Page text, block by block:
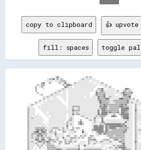
copy to clipboard 👍 upvote
fill: spaces toggle
░░▓▓░░                        ░░▒▒░░▒▒                                                                                                        
                      ░░▒▒▒▒▓▓░░▒▒░░▒▒░░                ░░▒▒░░░░░░░░░░░░                                                                                                    
                    ░░░░░░░░  ░░░░░░▒▒▒▒▒▒            ░░░░░░░░░░░░  ░░░░░░░░                                                                                                
                ▒▒▓▓    ▒▒░░      ▒▒░░░░▓▓░░░░    ▒▒░░░░░░░░░░░░░░░░░░  ░░░░░░▒▒                                                                                            
            ▒▒░░▒▒▒▒                  ▒▒░░▓▓▓▓▒▒░░░░░░░░░░░░░░░░░░░░░░░░░░  ░░░░░░▒▒                                                                                        
          ▒▒  ░░▒▒░░                    ▓▓▒▒░░░░  ░░░░░░░░░░░░░░░░░░░░░░        ░░░░░░▒▒                                                                                    
          ▒▒      ░░                ░░▒▒░░░░░░░░░░░░░░░░░░░░░░░░░░░░░░    ▒▒▒▒▓▓░░  ░░░░░░░░          ▓▓▓▓░░                                                                
          ▒▒                    ░░▒▒░░░░░░  ░░░░░░░░░░░░░░░░░░░░░░░░░░  ▒▒░░▒▒▓▓░░░░░░░░░░░░░░▒▒    ▒▒▒▒░░▒▒░░                                                              
            ▒▒              ░░▒▒░░░░  ░░░░  ░░░░░░░░░░░░░░░░░░░░░░      ▓▓▒▒▒▒▒▒▒▒░░░░░░░░░░░░░░░░▒▒▓▓▒▒▒▒▒▒▓▓                                                              
              ░░▒▒      ░░▒▒░░░░░░░░░░░░░░  ░░░░░░░░░░░░░░░░░░░░░░    ░░▓▓▒▒▒▒▒▒▓▓░░░░░░░░░░    ░░░░▓▓▓▓▒▒▒▒░░                                                              
                  ░░░░▒▒░░░░░░░░    ░░░░░░  ░░░░░░░░░░░░░░░░  ░░░░  ░░░░░░▓▓▒▒▒▒▓▓░░░░▒▒░░░░░░░░  ░░▒▒▒▒▒▒██                                                                
                  ▒▒░░░░░░  ░░░░░░    ░░░░  ░░░░░░░░░░░░░░░░░░░░░░░░░░░░░░▓▓▒▒▒▒▒▒▓▓▓▓░░░░░░░░░░▓▓██▒▒▒▒▒▒▒▒░░▒▒                                                            
              ▒▒░░░░  ░░░░░░░░░░░░░░    ░░  ░░░░░░░░░░░░░░░░░░░░░░░░░░░░░░▒▒▓▓▒▒▒▒▒▒▒▒░░░░▒▒▒▒▒▒▒▒▒▒▒▒▒▒▓▓░░░░░░░░▒▒                                                        
          ▒▒░░░░  ░░░░░░░░░░░░░░░░░░░░      ░░░░░░░░░░░░░░░░░░░░░░░░░░░░░░░░██▒▒▒▒▒▒▒▒░░░░░░▒▒▒▒▒▒▒▒▒▒▒▒▓▓░░▒▒░░░░░░░░▒▒                                                    
    ░░▒▒░░░░    ░░░░░░░░░░░░░░░░░░░░░░░░    ░░░░░░░░░░░░░░░░░░░░░░░░░░░░░░░░▒▒▒▒▓▓▒▒▒▒▒▒▒▒▒▒▒▒▒▒▒▒▓▓▒▒▓▓░░░░░░  ▒▒░░░░░░░░▒▒                                                
  ░░░░░░    ░░░░░░░░░░░░░░░░░░░░░░░░░░░░░░  ░░░░▒▒▒▒▒▒▒▒░░░░░░░░░░░░░░░░░░░░▓▓▒▒▓▓▓▓░░▒▒▒▒▒▒▒▒▒▒▓▓▓▓▒▒▒▒▒▒░░░░  ▒▒░░  ░░░░░░░░░░                                            
  ▒▒░░░░░░    ░░░░░░░░░░░░░░░░░░░░░░░░░░░░  ░░░░▒▒  ░░▒▒░░░░░░░░░░░░░░░░░░░░▒▒▓▓▓▓▒▒░░▒▒▒▒▒▒▒▒▒▒░░▓▓▓▓▓▓██░░░░  ▒▒░░  ░░░░░░░░░░░░░░                                        
  ▒▒░░░░░░      ░░░░░░░░░░░░░░░░░░░░░░░░░░░░░░░░▓▓▒▒▒▒▒▒░░░░░░░░░░░░░░░░░░▓▓░░▓▓▓▓▒▒▒▒▒▒▒▒▒▒▒▒▒▒  ▓▓▓▓▓▓▒▒░░░░  ▓▓░░░░░░░░▒▒  ░░░░░░░░▒▒                                    
  ▒▒░░░░░░        ░░░░  ░░░░░░░░░░░░░░░░░░░░░░░░▒▒░░▒▒░░░░░░░░░░░░░░░░░░░░▓▓░░▓▓▓▓▓▓▒▒▓▓▒▒▒▒▒▒▓▓░░▓▓▓▓▒▒▒▒░░░░  ▒▒░░  ░░░░░░░░░░░░░░░░░░░░▒▒                                
  ▒▒░░░░░░  ░░      ░░░░░░░░░░░░░░░░░░░░░░  ░░░░▓▓░░▒▒▒▒░░░░░░░░░░░░░░░░░░▓▓▒▒▓▓▓▓▓▓░░  ░░▒▒░░  ▒▒▓▓▓▓▓▓▓▓░░░░  ▒▒░░░░░░  ░░░░░░  ░░░░░░░░░░░░░░                            
  ▒▒░░░░░░░░░░░░      ░░  ░░░░░░░░░░░░░░░░  ░░░░░░      ░░▒▒░░░░░░░░░░░░▒▒░░▒▒▒▒▒▒░░    ▓▓▓▓▒▒    ▒▒▓▓▓▓▓▓░░░░  ▒▒░░░░░░  ░░░░░░  ░░░░░░░░  ░░░░░░▒▒                        
  ▒▒░░▒▒░░░░░░░░░░      ░░░░░░░░░░░░░░░░░░  ░░▒▒░░          ░░▒▒░░░░  ▓▓░░░░░░▓▓                  ░░▓▓▓▓██░░░░  ▒▒░░░░░░  ░░░░░░░░░░░░░░░░░░░░  ░░░░░░▒▒                    
  ▒▒░░░░░░░░░░░░░░░░    ░░░░░░░░░░░░░░░░░░  ▒▒▒▒░░      ▒▒      ░░▒▒░░▒▒░░    ▓▓  ░░░░░░░░░░░░░░░░░░░░░░▒▒░░░░  ▒▒░░░░░░░░░░░░░░░░░░░░░░░░░░░░  ░░░░░░░░░░▒▒                
  ▒▒░░░░░░░░░░░░░░      ░░░░░░░░░░░░░░░░  ▒▒░░░░░░    ▒▒▓▓░░        ░░▒▒░░░░░░▓▓▒▒  ░░░░░░░░░░░░░░░░░░▓▓░░░░░░  ▒▒░░  ░░░░▒▒  ░░░░░░  ░░░░░░░░  ░░░░░░░░░░░░░░▒▒            
  ▒▒░░░░░░░░░░░░░░░░  ░░░░░░░░░░░░░░░░░░░░▒▒░░▒▒░░    ▒▒▓▓▒▒        ░░░░░░  ▒▒░░▒▒▓▓▓▓▓▓▓▓▓▓▓▓▓▓▓▓▒▒▓▓░░░░░░░░  ▒▒  ░░░░░░░░  ░░░░░░    ░░░░░░  ░░░░░░  ░░░░░░░░░░▒▒        
  ▒▒░░░░░░░░░░░░░░░░░░  ░░░░░░░░░░░░░░░░░░▓▓  ░░░░                  ░░▓▓▓▓▒▒▓▓▓▓░░▓▓▒▒▓▓▓▓▓▓▓▓▓▓▓▓▓▓▒▒▓▓░░░░░░  ▒▒░░  ░░░░▒▒  ░░░░▒▒░░░░░░  ░░  ░░░░░░      ░░░░░░░░▒▒      
  ▒▒░░░░░░▒▒▒▒▒▒▒▒▒▒░░░░░░░░▒▒▒▒▒▒░░░░▒▒  ▒▒    ▒▒░░▒▒▒▒            ░░▓▓▓▓▓▓▓▓▓▓░░▓▓▒▒▓▓▓▓▓▓▒▒░░▒▒▒▒▒▒▒▒▒▒░░░░  ▒▒░░  ░░░░░░░░░░░░░░░░░░░░░░░░░░░░  ░░          ▒▒░░▒▒      
  ▒▒░░░░░░▒▒▓▓▒▒▓▓▒▒▒▒░░░░▒▒  ░░░░▒▒░░▒▒░░░░░░▒▒▒▒  ░░    ▒▒        ▒▒▓▓▓▓▓▓▓▓▓▓░░▓▓▒▒░░▒▒▒▒▒▒▒▒▒▒▒▒▒▒▓▓░░░░░░  ▒▒░░▒▒░░  ░░░░░░░░░░░░░░░░░░░░░░░░              ▒▒░░▒▒      
  ▒▒░░░░▒▒▓▓██░░▓▓▓▓▒▒  ▒▒▒▒░░▒▒      ▒▒▒▒  ░░░░░░▒▒      ██░░      ░░  ▒▒▓▓▓▓▓▓▒▒▓▓▒▒▒▒▒▒▒▒▒▒▒▒▒▒▒▒▓▓▒▒░░░░░░  ▒▒░░░░░░░░░░░░▒▒  ░░░░░░░░░░░░░░░░              ▒▒░░▒▒      
  ▒▒░░▒▒▒▒▒▒▒▒▓▓▒▒▒▒▒▒░░░░░░░░▓▓░░░░░░░░    ░░░░░░        ░░░░░░        ░░▒▒▓▓░░▓▓▒▒▒▒▒▒▒▒▒▒▒▒▒▒▒▒▒▒▒▒░░░░░░░░  ▒▒░░░░░░  ░░░░░░░░░░░░░░░░░░░░  ░░░░            ▒▒░░▒▒      
  ▒▒░░▒▒░░░░▓▓▒▒▓▓░░▒▒░░░░░░  ▒▒░░░░░░░░  ▒▒▒▒    ▒▒░░  ▒▒░░▒▒░░  ▒▒▒▒  ░░░░      ░░▒▒▒▒▒▒░░▒▒▒▒▒▒▒▒▒▒░░░░░░░░  ▒▒░░  ░░░░░░░░░░░░░░░░░░░░░░░░  ░░░░            ▒▒░░▒▒      
  ▒▒░░▒▒░░▒▒▒▒░░▒▒▒▒░░▒▒▒▒░░  ░░▒▒░░  ▓▓  ░░░░▒▒▒▒▒▒░░▒▒░░▒▒    ▒▒▒▒░░░░              ▒▒▒▒▒▒▒▒▒▒▒▒▒▒▒▒░░░░░░░░  ▒▒░░  ░░░░▒▒  ░░░░░░  ░░░░░░    ░░░░            ▒▒░░▒▒      
  ▒▒░░░░░░▓▓▓▓░░▓▓▓▓░░░░▓▓▒▒▒▒░░▒▒    ░░▒▒░░░░▒▒░░░░░░          ▒▒▒▒▒▒▓▓░░    ░░▒▒▒▒▒▒░░  ▒▒▓▓▒▒░░▒▒▒▒░░░░░░░░  ▒▒░░  ░░░░░░  ░░░░░░  ░░░░░░░░  ░░░░            ▒▒░░▒▒      
  ▒▒░░▒▒░░░░▒▒▓▓▒▒▒▒▒▒▓▓▒▒░░▒▒▒▒  ▒▒▒▒  ▒▒░░▒▒▒▒░░▒▒░░  ░░░░░░  ▒▒░░░░░░▒▒  ▒▒▒▒░░░░░░▒▒░░░░  ░░▓▓▒▒▒▒░░░░░░░░  ▓▓░░  ░░░░▒▒  ░░░░░░░░░░░░  ░░  ░░              ▒▒░░▒▒      
  ▒▒░░░░░░▒▒░░░░░░▒▒░░▒▒▒▒░░░░    ▒▒░░  ▒▒▒▒▒▒  ░░    ░░░░░░░░  ▒▒░░░░▒▒░░░░░░░░░░░░░░░░░░  ░░    ▒▒▓▓░░░░░░░░  ▒▒░░░░░░░░░░░░░░░░░░░░░░░░░░░░░░░░  ░░          ▒▒░░▒▒      
  ▒▒░░░░░░  ▒▒░░▒▒  ░░▒▒▒▒▒▒▒▒░░░░░░              ░░░░▒▒  ░░▓▓░░░░  ░░        ░░░░      ░░▒▒░░▒▒▒▒▒▒▓▓░░░░░░░░  ▒▒░░░░░░░░░░░░░░  ░░░░▒▒  ░░░░░░░░              ▒▒░░▒▒      
  ▒▒░░░░      ▒▒  ░░  ▒▒▒▒▒▒▒▒▒▒░░░░░░░░░░░░░░░░░░░░░░▒▒    ░░░░░░░░░░░░░░░░░░░░  ░░░░▒▒░░░░▒▒▒▒▓▓▓▓▓▓▒▒░░░░░░  ▒▒░░░░░░  ░░░░▒▒░░░░░░░░░░░░░░░░░░              ▒▒░░▒▒      
  ▒▒░░░░  ░░  ░░      ▒▒▒▒▒▒▒▒▒▒▓▓▓▓▒▒░░░░▒▒▒▒▒▒▒▒▒▒▒▒▓▓░░░░▒▒▒▒▒▒▒▒▒▒▒▒▒▒▒▒▒▒░░░░░░  ░░░░░░▒▒░░  ▒▒▓▓▒▒▒▒▒▒░░  ▒▒░░░░░░  ░░░░░░░░░░░░░░░░  ░░  ░░░░            ▒▒░░▒▒      
  ▒▒░░░░  ░░░░        ▒▒▒▒▒▒▒▒▒▒▓▓▒▒▒▒▓▓▒▒▒▒▒▒▒▒▒▒▒▒▒▒░░▒▒░░▒▒▒▒▒▒▒▒▒▒▒▒▒▒▒▒▒▒▒▒▒▒░░  ░░▒▒▒▒  ░░  ▓▓▒▒░░░░▒▒▒▒▒▒░░░░▒▒░░░░░░  ░░░░░░  ░░░░░░░░  ░░░░            ▒▒░░▒▒      
  ▒▒░░░░  ░░░░